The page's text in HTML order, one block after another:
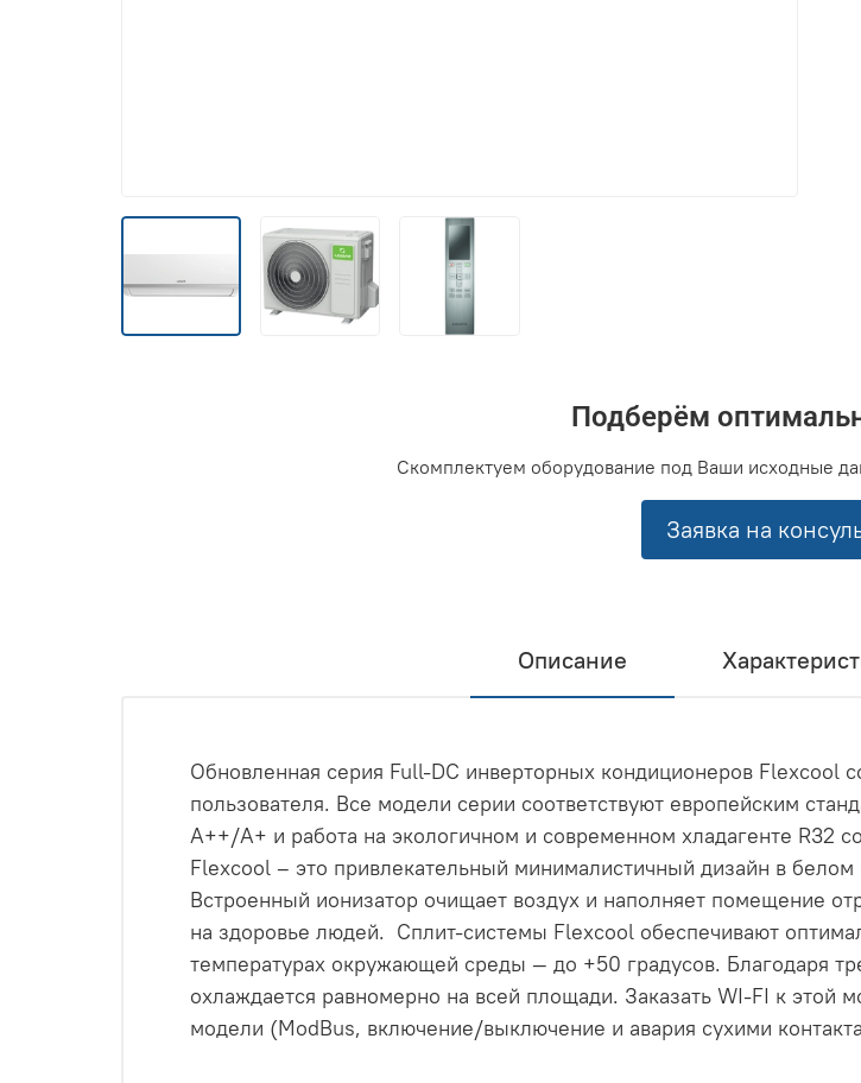
Подберём
Скомплектуем оборудование под Ваши исходные
Заявка на
Описание
Обновленная серия Full-DC инверторных кондиционеров Flexcool
пользователя. Все модели серии соответствуют европейским
А++/А+ и работа на экологичном и современном хладагенте R32
Flexcool – это привлекательный минималистичный дизайн в
Встроенный ионизатор очищает воздух и наполняет помещение
на здоровье людей. Сплит-системы Flexcool обеспечивают
температурах окружающей среды — до +50 градусов. Благодаря
охлаждается равномерно на всей площади. Заказать WI-FI к этой
модели (ModBus, включение/выключение и авария сухими